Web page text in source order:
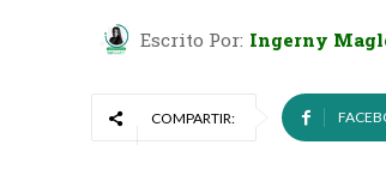
Escrito Por: Ingerny
COMPARTIR: